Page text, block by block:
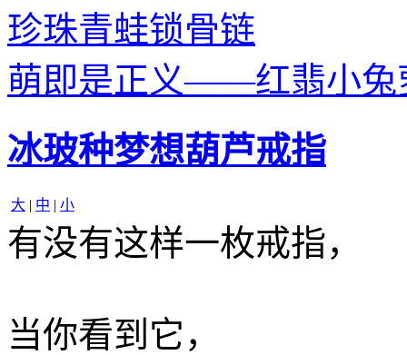
珍珠青蛙锁骨链
萌即是正义——红翡小兔
冰玻种梦想葫芦戒指
大 | 中 | 小
有没有这样一枚戒指，
当你看到它，